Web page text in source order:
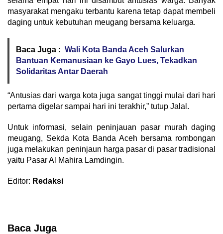
masyarakat mengaku terbantu karena tetap dapat membeli
daging untuk kebutuhan meugang bersama keluarga.
Baca Juga : Wali Kota Banda Aceh Salurkan
Bantuan Kemanusiaan ke Gayo Lues, Tekadkan
Solidaritas Antar Daerah
“Antusias dari warga kota juga sangat tinggi mulai dari hari
pertama digelar sampai hari ini terakhir,” tutup Jalal.
Untuk informasi, selain peninjauan pasar murah daging
meugang, Sekda Kota Banda Aceh bersama rombongan
juga melakukan peninjaun harga pasar di pasar tradisional
yaitu Pasar Al Mahira Lamdingin.
Editor: Redaksi
Baca Juga